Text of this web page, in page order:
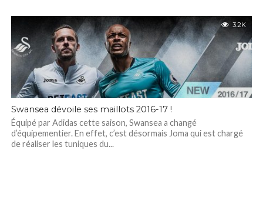
3.2K
Swansea dévoile ses maillots 2016-17 !
Équipé par Adidas cette saison, Swansea a changé
d’équipementier. En effet, c’est désormais Joma qui est chargé
de réaliser les tuniques du...